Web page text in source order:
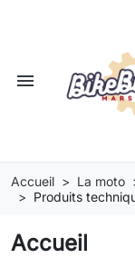
menu
Accueil La moto
Produits
Accueil